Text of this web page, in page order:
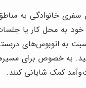
خانوادگی به
خود به محل کار یا
به اتوبوس‌های
به خصوص برای
کمک شایانی کنند.